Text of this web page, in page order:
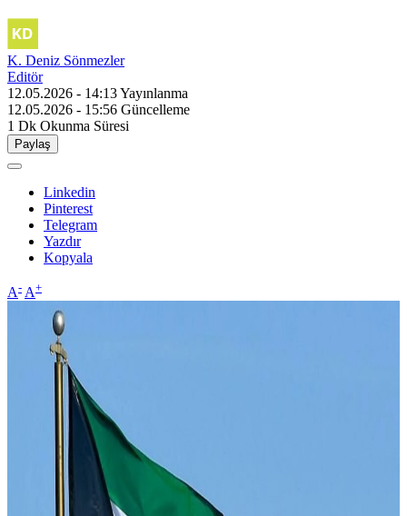
K. Deniz Sönmezler
Editör
12.05.2026 - 14:13Yayınlanma
12.05.2026 - 15:56 Güncelleme
1 Dk Okunma Süresi
Paylaş
Linkedin
Pinterest
Telegram
Yazdır
Kopyala
A- A+